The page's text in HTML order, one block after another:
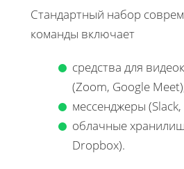
Стандартный набор
команды включает
средства для
(Zoom, Google
мессенджеры (Slack,
облачные
Dropbox).